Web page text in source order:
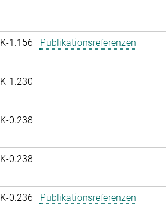
K-1.156 Publikationsreferenzen
K-1.230
K-0.238
K-0.238
K-0.236 Publikationsreferenzen